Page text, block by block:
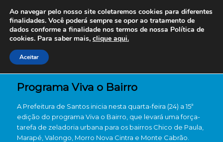
Programa Viva o Bairro
A Prefeitura de Santos inicia nesta quarta-feira (24) a 15ª
edição do programa Viva o Bairro, que levará uma força-
tarefa de zeladoria urbana para os bairros Chico de Paula,
Marapé, Valongo, Morro Nova Cintra e Monte Cabrão.
Ao navegar pelo nosso site coletaremos cookies para diferentes
finalidades. Você poderá sempre se opor ao tratamento de
dados conforme a finalidade nos termos de nossa Política de
cookies. Para saber mais, clique aqui.
Aceitar